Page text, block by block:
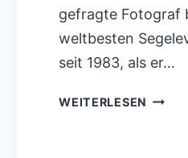
gefragte Fotograf
weltbesten
seit 1983, als er…
WEITERLESEN